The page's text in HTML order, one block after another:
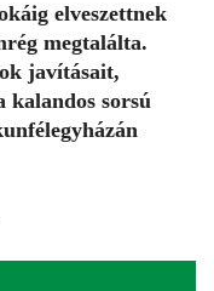
elveszettnek
megtalálta.
javításait,
kalandos sorsú